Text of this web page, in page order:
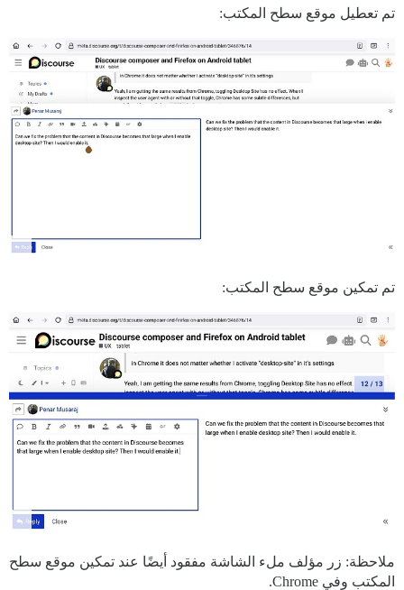
تم تعطيل موقع سطح المكتب:
تم تمكين موقع سطح المكتب:
ملاحظة: زر مؤلف ملء الشاشة مفقود أيضًا عند تمكين موقع سطح
المكتب وفي Chrome.